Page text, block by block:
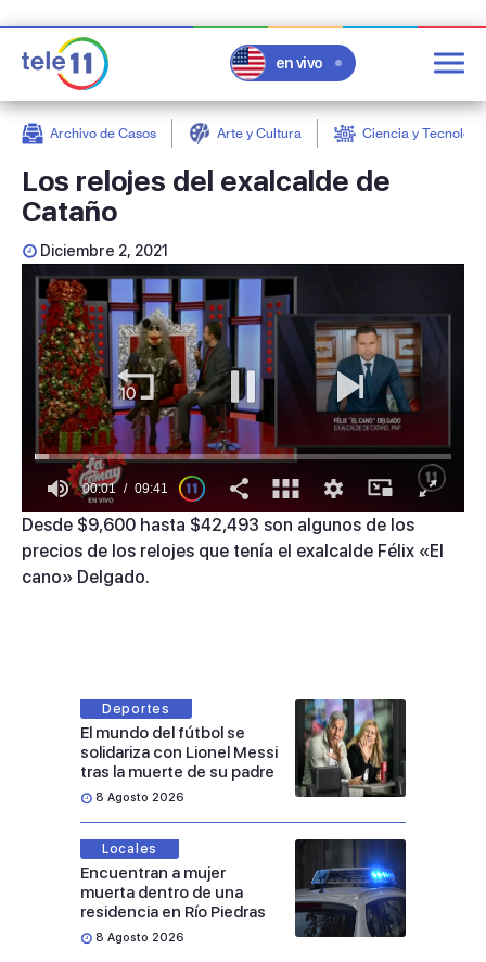
en vivo
Archivo de Casos Arte y Cultura Ciencia y
Los relojes del exalcalde de
Cataño
Diciembre 2, 2021
0
9
minutes,
00:01 09:41
Desde $9,600 hasta $42,493 son algunos de los
precios de los relojes que tenía el exalcalde Félix «El
cano» Delgado.
Deportes
El mundo del fútbol se
solidariza con Lionel Messi
tras la muerte de su padre
8 Agosto 2026
Locales
Encuentran a mujer
muerta dentro de una
residencia en Río Piedras
8 Agosto 2026
post